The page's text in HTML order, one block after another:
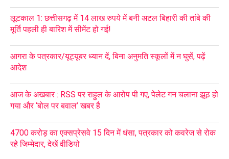
लूटकाल 1: छत्तीसगढ़ में 14 लाख रुपये में बनी अटल बिहारी की तांबे की
मूर्ति पहली ही बारिश में सीमेंट हो गई!
आगरा के पत्रकार/यूट्यूबर ध्यान दें, बिना अनुमति स्कूलों में न घुसें, पढ़ें
आदेश
आज के अखबार : RSS पर राहुल के आरोप पी गए, पेलेट गन चलाना झूठ हो
गया और ‘बोल पर बवाल’ खबर है
4700 करोड़ का एक्सप्रेसवे 15 दिन में धंसा, पत्रकार को कवरेज से रोक
रहे जिम्मेदार, देखें वीडियो